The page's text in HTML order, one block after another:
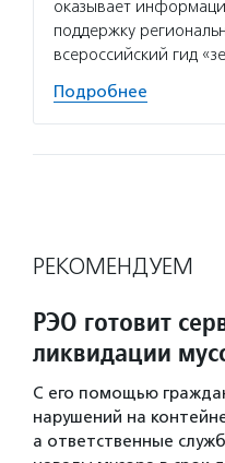
оказывает
поддержку
всероссийский гид
Подробнее
РЕКОМЕНДУЕМ
РЭО готовит
ликвидации
С его помощью
нарушений на
а ответственные